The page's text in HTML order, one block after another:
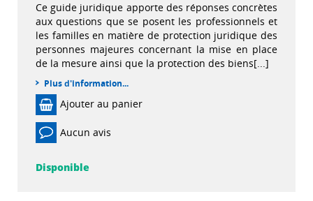
Ce guide juridique apporte des réponses concrètes
aux questions que se posent les professionnels et
les familles en matière de protection juridique des
personnes majeures concernant la mise en place
de la mesure ainsi que la protection des biens[...]
Plus d'information...
Ajouter au panier
Aucun avis
Disponible